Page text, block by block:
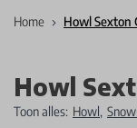
Home Howl Sexton
Howl
Toon alles: Howl,